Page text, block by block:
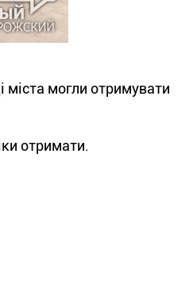
могли отримувати
отримати.